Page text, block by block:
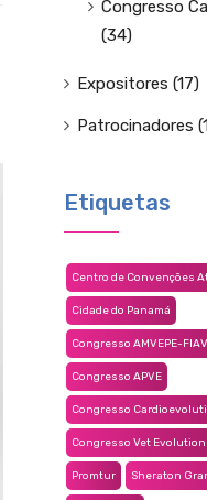
Congresso
(34)
Expositores (17)
Patrocinadores
Etiquetas
Centro de Convenções
Cidade do Panamá
Congresso AMVEPE-
Congresso APVE
Congresso
Congresso Vet Evolution
Promtur Sheraton